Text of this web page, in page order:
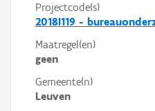
Projectcode(s)
2018I119 -
Maatregel(en)
geen
Gemeente(n)
Leuven